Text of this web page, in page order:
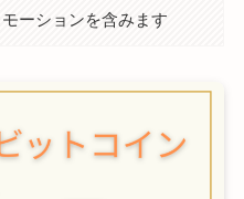
ーションを含みます